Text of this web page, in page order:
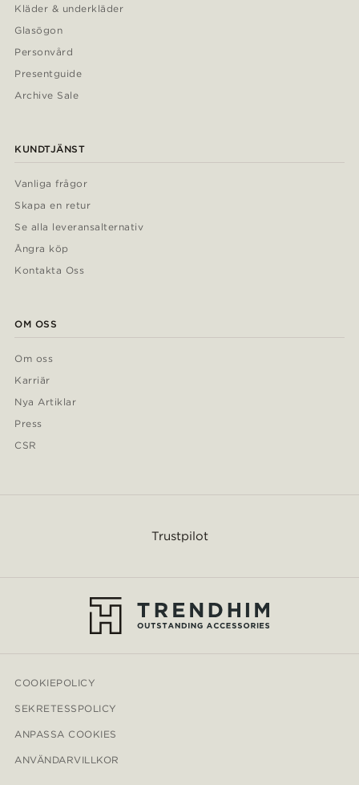
Kläder & underkläder
Glasögon
Personvård
Presentguide
Archive Sale
KUNDTJÄNST
Vanliga frågor
Skapa en retur
Se alla leveransalternativ
Ångra köp
Kontakta Oss
OM OSS
Om oss
Karriär
Nya Artiklar
Press
CSR
Trustpilot
COOKIEPOLICY
SEKRETESSPOLICY
ANPASSA COOKIES
ANVÄNDARVILLKOR